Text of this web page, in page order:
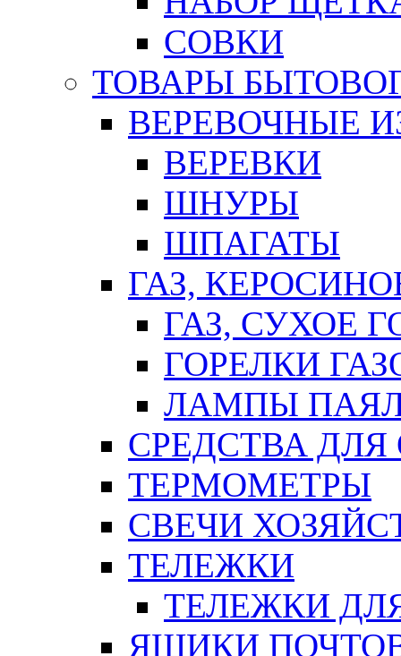
СОВКИ
ТОВАРЫ
ВЕРЕВОЧНЫЕ
ВЕРЕВКИ
ШНУРЫ
ШПАГАТЫ
ГАЗ,
ГАЗ, СУХОЕ
ГОРЕЛКИ
ЛАМПЫ
СРЕДСТВА
ТЕРМОМЕТРЫ
СВЕЧИ
ТЕЛЕЖКИ
ТЕЛЕЖКИ
ЯЩИКИ